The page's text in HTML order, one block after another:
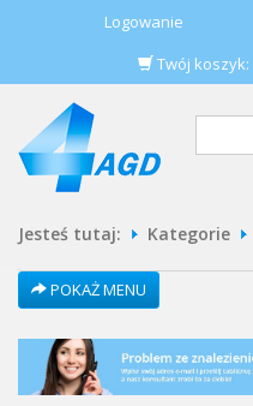
Logowanie
Twój koszyk:
Jesteś tutaj: Kategorie
POKAŻ MENU